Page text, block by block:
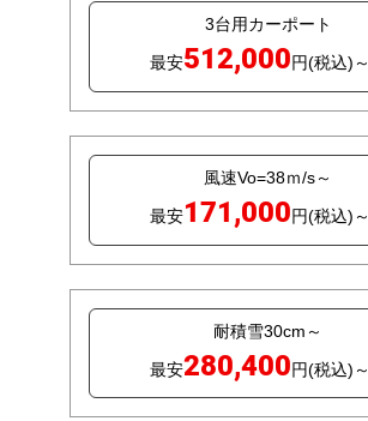
3台用カーポート
最安512,000円(税込)～
風速Vo=38ｍ/s～
最安171,000円(税込)～
耐積雪30cm～
最安280,400円(税込)～